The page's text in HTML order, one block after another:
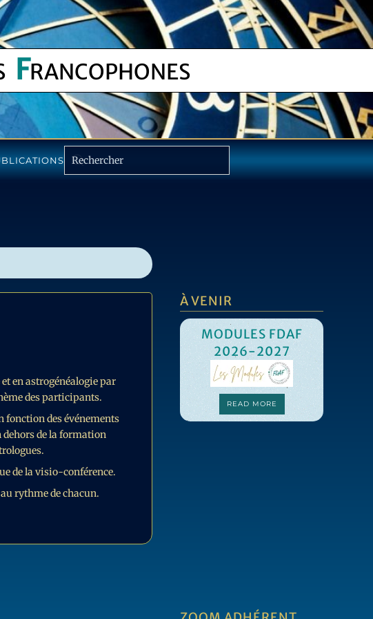
FRANCOPHONES
en astrogénéalogie par
des participants.
fonction des événements
dehors de la formation
de la visio-conférence.
rythme de chacun.
À VENIR
MODULES FDAF
2026-2027
READ MORE